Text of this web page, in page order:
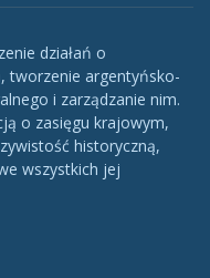
działań o
tworzenie argentyńsko-
i zarządzanie nim.
o zasięgu krajowym,
historyczną,
wszystkich jej